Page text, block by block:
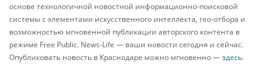
основе технологичной новостной информационно-поисковой
системы с элементами искусственного интеллекта, гео-отбора и
возможностью мгновенной публикации авторского контента в
режиме Free Public. News-Life — ваши новости сегодня и сейчас.
Опубликовать новость в Краснодаре можно мгновенно —здесь.